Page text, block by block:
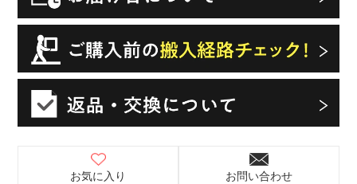
お気に入り お問い合わせ